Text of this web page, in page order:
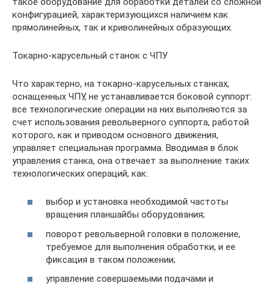
конфигурацией, характеризующихся наличием как
прямолинейных, так и криволинейных образующих.
Токарно-карусельный станок с ЧПУ
Что характерно, на токарно-карусельных станках,
оснащенных ЧПУ, не устанавливается боковой суппорт:
все технологические операции на них выполняются за
счет использования револьверного суппорта, работой
которого, как и приводом основного движения,
управляет специальная программа. Вводимая в блок
управления станка, она отвечает за выполнение таких
технологических операций, как:
выбор и установка необходимой частоты
вращения планшайбы оборудования;
поворот револьверной головки в положение,
требуемое для выполнения обработки, и ее
фиксация в таком положении;
управление совершаемыми подачами и